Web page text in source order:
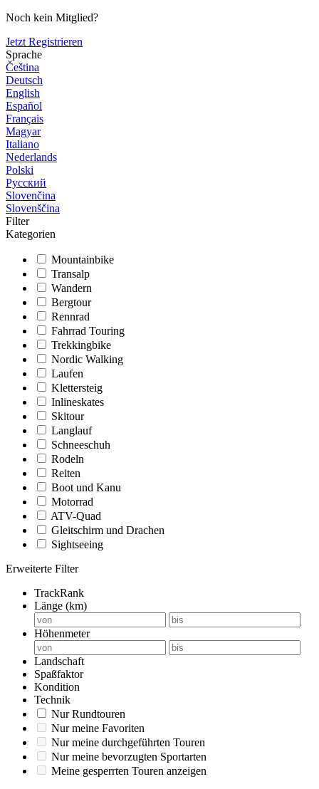
Noch kein Mitglied?
Jetzt Registrieren
Sprache
Čeština
Deutsch
English
Español
Français
Magyar
Italiano
Nederlands
Polski
Русский
Slovenčina
Slovenščina
Filter
Kategorien
Mountainbike
Transalp
Wandern
Bergtour
Rennrad
Fahrrad Touring
Trekkingbike
Nordic Walking
Laufen
Klettersteig
Inlineskates
Skitour
Langlauf
Schneeschuh
Rodeln
Reiten
Boot und Kanu
Motorrad
ATV-Quad
Gleitschirm und Drachen
Sightseeing
Erweiterte Filter
TrackRank
Länge (km)
Höhenmeter
Landschaft
Spaßfaktor
Kondition
Technik
Nur Rundtouren
Nur meine Favoriten
Nur meine durchgeführten Touren
Nur meine bevorzugten Sportarten
Meine gesperrten Touren anzeigen